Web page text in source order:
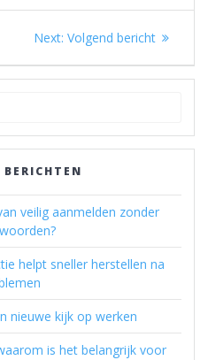
Next: Next
Volgend bericht
BERICHTEN
veilig aanmelden zonder
helpt sneller herstellen na
nieuwe kijk op werken
is het belangrijk voor